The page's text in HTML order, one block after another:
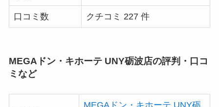
口コミ数 クチコミ 227 件
MEGAドン・キホーテ UNY砺波店の評判・口コ
ミなど